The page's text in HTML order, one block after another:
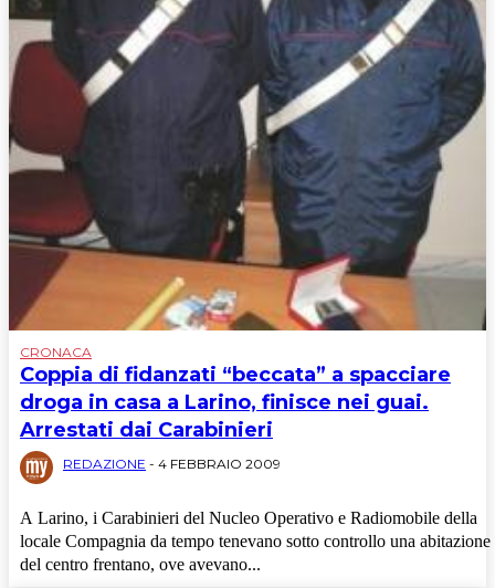
CRONACA
Coppia di fidanzati “beccata” a spacciare
droga in casa a Larino, finisce nei guai.
Arrestati dai Carabinieri
REDAZIONE - 4 FEBBRAIO 2009
A Larino, i Carabinieri del Nucleo Operativo e Radiomobile della
locale Compagnia da tempo tenevano sotto controllo una abitazione
del centro frentano, ove avevano...